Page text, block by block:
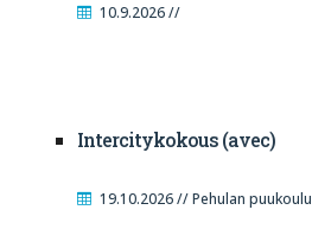
10.9.2026 //
Intercitykokous (avec)
19.10.2026 // Pehulan puukoulu